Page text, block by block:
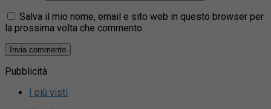
Salva il mio nome, email e sito web in questo browser per
la prossima volta che commento.
Pubblicità
I più visti